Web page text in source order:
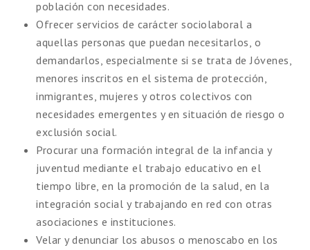
población con necesidades.
Ofrecer servicios de carácter sociolaboral a
aquellas personas que puedan necesitarlos, o
demandarlos, especialmente si se trata de Jóvenes,
menores inscritos en el sistema de protección,
inmigrantes, mujeres y otros colectivos con
necesidades emergentes y en situación de riesgo o
exclusión social.
Procurar una formación integral de la infancia y
juventud mediante el trabajo educativo en el
tiempo libre, en la promoción de la salud, en la
integración social y trabajando en red con otras
asociaciones e instituciones.
Velar y denunciar los abusos o menoscabo en los